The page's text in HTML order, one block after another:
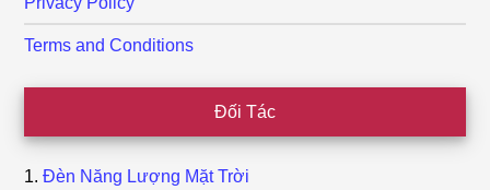
Terms and Conditions
Đối Tác
Đèn Năng Lượng Mặt Trời